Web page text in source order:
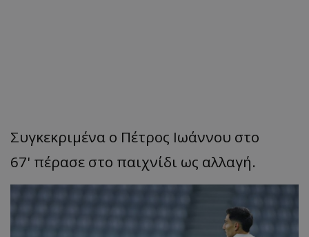
Συγκεκριμένα ο Πέτρος Ιωάννου στο
67' πέρασε στο παιχνίδι ως αλλαγή.